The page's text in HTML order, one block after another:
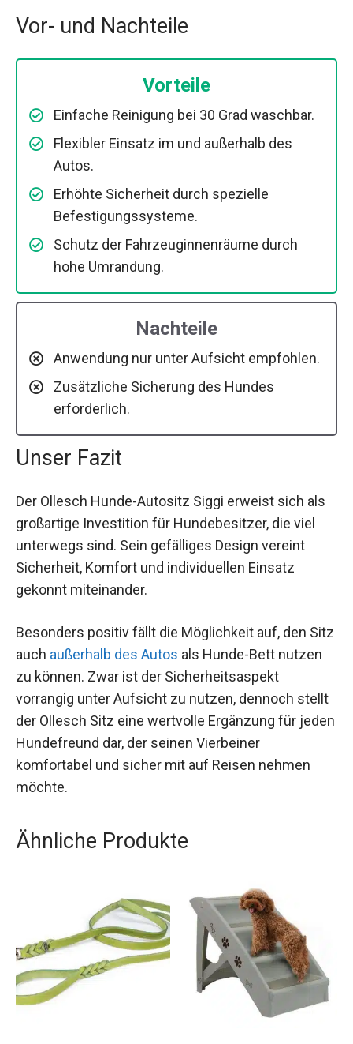
Vor- und Nachteile
Vorteile
Einfache Reinigung bei 30 Grad waschbar.
Flexibler Einsatz im und außerhalb des
Autos.
Erhöhte Sicherheit durch spezielle
Befestigungssysteme.
Schutz der Fahrzeuginnenräume durch
hohe Umrandung.
Nachteile
Anwendung nur unter Aufsicht empfohlen.
Zusätzliche Sicherung des Hundes
erforderlich.
Unser Fazit
Der Ollesch Hunde-Autositz Siggi erweist sich als
großartige Investition für Hundebesitzer, die viel
unterwegs sind. Sein gefälliges Design vereint
Sicherheit, Komfort und individuellen Einsatz
gekonnt miteinander.
Besonders positiv fällt die Möglichkeit auf, den Sitz
auch außerhalb des Autos als Hunde-Bett nutzen
zu können. Zwar ist der Sicherheitsaspekt
vorrangig unter Aufsicht zu nutzen, dennoch stellt
der Ollesch Sitz eine wertvolle Ergänzung für jeden
Hundefreund dar, der seinen Vierbeiner
komfortabel und sicher mit auf Reisen nehmen
möchte.
Ähnliche Produkte